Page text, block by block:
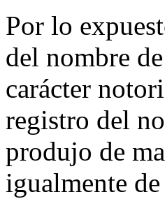
Por lo
del nombre
carácter
registro del
produjo de
igualmente